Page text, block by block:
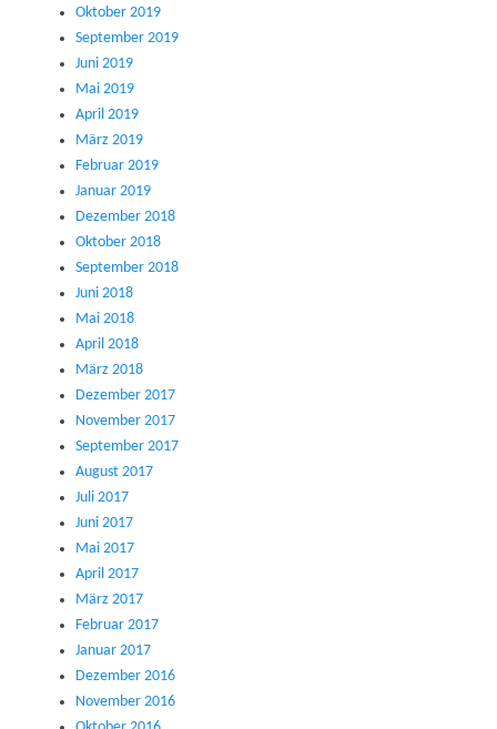
Oktober 2019
September 2019
Juni 2019
Mai 2019
April 2019
März 2019
Februar 2019
Januar 2019
Dezember 2018
Oktober 2018
September 2018
Juni 2018
Mai 2018
April 2018
März 2018
Dezember 2017
November 2017
September 2017
August 2017
Juli 2017
Juni 2017
Mai 2017
April 2017
März 2017
Februar 2017
Januar 2017
Dezember 2016
November 2016